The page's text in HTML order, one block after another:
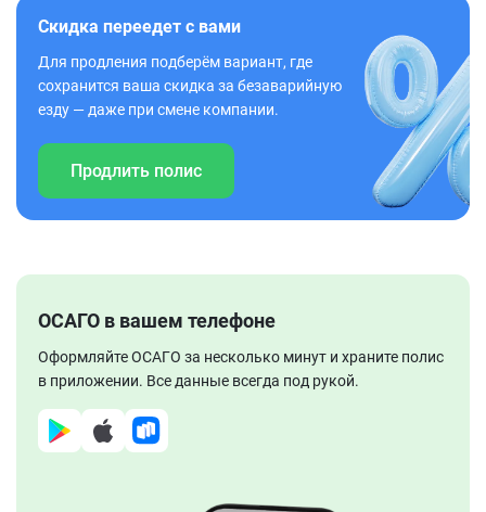
Скидка переедет с вами
Для продления подберём вариант, где
сохранится ваша скидка за безаварийную
езду — даже при смене компании.
Продлить полис
ОСАГО в вашем телефоне
Оформляйте ОСАГО за несколько минут и храните полис
в приложении. Все данные всегда под рукой.